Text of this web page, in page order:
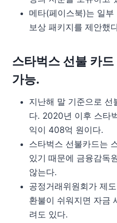
메타(페이스북)는 일
보상 패키지를 제안했
스타벅스 선불 카
가능.
지난해 말 기준으로 선
다. 2020년 이후 스타
익이 408억 원이다.
스타벅스 선불카드는
있기 때문에 금융감독
않는다.
공정거래위원회가 제
환불이 쉬워지면 자금
려도 있다.